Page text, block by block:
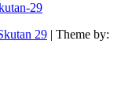
29
29 | Theme by: